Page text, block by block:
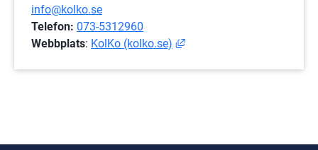
info@kolko.se
Telefon: 073-5312960
Webbplats: KolKo (kolko.se) Länk till annan